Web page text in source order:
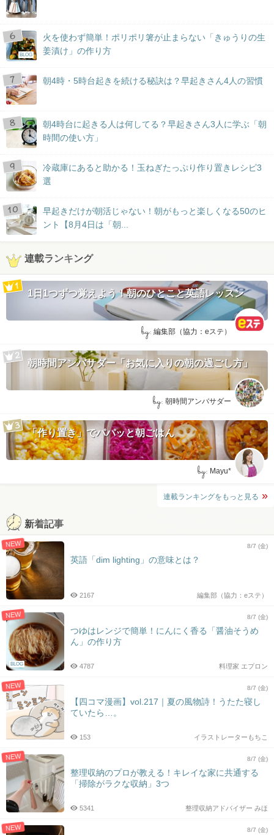
BLOG
火を使わず簡単！ポリポリ箸が止まらない「きゅうりの生
姜漬け」の作り方
朝4時・5時台起きを続ける秘訣は？早起きさん4人の習慣
朝4時台に起きる人は何してる？早起きさん3人に学ぶ「朝
時間の使い方」
冷蔵庫にあると助かる！玉ねぎたっぷり作り置きレシピ3
選
早起きだけが朝活じゃない！朝がもっと楽しくなる50のヒ
ント【8月4日は「朝...
連載ランキング
1日1つずつ覚えよう！朝のひとこと英語レッスン
by: 編集部（協力：eステ）
朝時間アンバサダー「お気に入りの朝の過ごし方」
by: 朝時間アンバサダー
「作り置き」でパパッと朝ごはん
by: Mayu*
連載ランキングをもっと見る
新着記事
NEW 8/7 (金)
英語「dim lighting」の意味とは？
編集部（協力：eステ）
2167
NEW
BLOG
8/7 (金)
つゆはレンジで簡単！にんにく香る「醤油そうめ
ん」の作り方
料理家 エプロン
4787
NEW 8/7 (金)
【四コマ漫画】vol.217｜夏の風物詩！うたた寝し
ていたら…。
イラストレーターもちこ
153
NEW 8/7 (金)
整理収納のプロが教える！キレイな家に共通する
「掃除がラクな収納」3つ
整理収納アドバイザー みほ
5341
NEW 8/7 (金)